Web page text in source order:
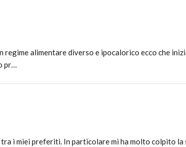
alimentare diverso e ipocalorico ecco che
pr…
i miei preferiti. In particolare mi ha molto colpito la